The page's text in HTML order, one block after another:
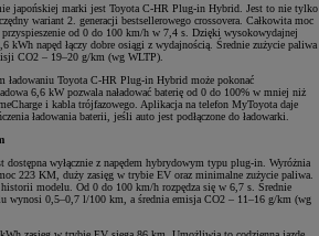
japońskiej marki jest Toyota C-HR Plug-in Hybrid. Jest to nie tylko
wariant 2. generacji bestsellerowego crossovera. Całkowita moc
od 0 do 100 km/h w 7,4 s. Dzięki wysokowydajnej
napęd łączy dobre osiągi z wydajnością. Średnie zużycie paliwa
CO2 – 19–20 g/km (wg WLTP).
ładowaniu Toyota C-HR Plug-in Hybrid może pokonać
6,6 kW pozwala naładować baterię od 0 do 100% w mniej niż
i kabla trójfazowego. Aplikacja na telefon MyToyota daje
ładowania baterii, jeśli auto jest podłączone do ładowarki.
dostępna wyłącznie z napędem hybrydowym typu plug-in. Wyróżnia
223 KM, duży zasięg w trybie EV oraz minimalne zużycie paliwa.
modelu. Od 0 do 100 km/h rozpędza się w 6,7 s. Średnie
wynosi 0,5–0,7 l/100 km, a średnia emisja CO2 – 11–16 g/km (wg